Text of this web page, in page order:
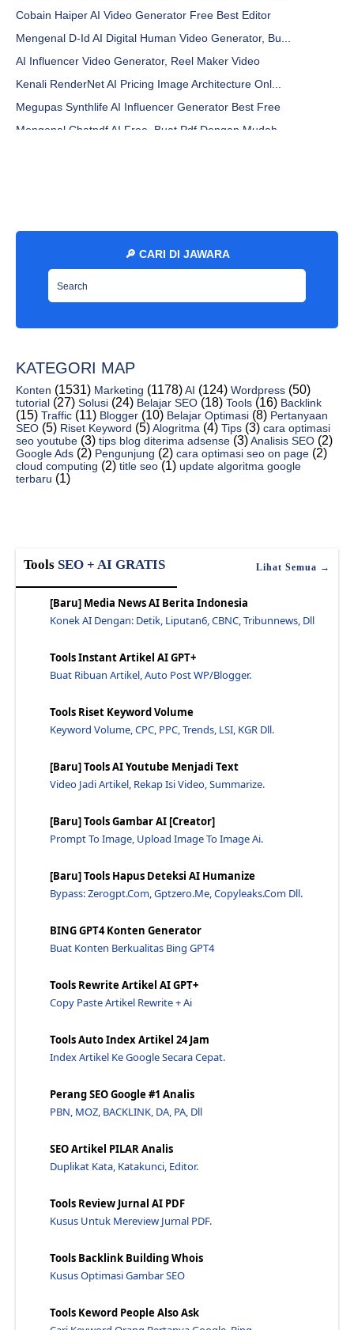
Cobain Haiper AI Video Generator Free Best Editor
Mengenal D-Id AI Digital Human Video Generator, Bu...
AI Influencer Video Generator, Reel Maker Video
Kenali RenderNet AI Pricing Image Architecture Onl...
Megupas Synthlife AI Influencer Generator Best Free
Mengenal Chatpdf AI Free, Buat Pdf Dengan Mudah
7 Cara Amankan Kode Verifikasi OTP, Cegah Penipuan...
AI Kesimpulan Makalah Generator, Otomatis Online G...
7 Rekomendasi Aplikasi Absensi Online AI Terbaik
Mengenal Powerdrill Ai Pricing Alternative Chat Free
10 Rekomendasi Aplikasi Absensi Online Karyawan Te...
Mengenal Lensgo AI Image Generator Free Alternative
Aplikasi WA Bisnis, Definisi, Kelebihan, Dan Cara ...
🔎 CARI DI JAWARA
KATEGORI MAP
Konten (1531) Marketing (1178)AI (124) Wordpress (50)
tutorial (27) Solusi (24) Belajar SEO (18) Tools (16) Backlink
(15) Traffic (11) Blogger (10) Belajar Optimasi (8) Pertanyaan
SEO (5) Riset Keyword (5)Alogritma (4) Tips (3) cara optimasi
seo youtube (3) tips blog diterima adsense (3)Analisis SEO (2)
Google Ads (2) Pengunjung (2) cara optimasi seo on page (2)
cloud computing (2) title seo (1) update algoritma google
terbaru (1)
Tools SEO + AI GRATIS Lihat Semua →
[Baru] Media News AI Berita Indonesia
Konek AI Dengan: Detik, Liputan6, CBNC, Tribunnews, Dll
Tools Instant Artikel AI GPT+
Buat Ribuan Artikel, Auto Post WP/Blogger.
Tools Riset Keyword Volume
Keyword Volume, CPC, PPC, Trends, LSI, KGR Dll.
[Baru] Tools AI Youtube Menjadi Text
Video Jadi Artikel, Rekap Isi Video, Summarize.
[Baru] Tools Gambar AI [Creator]
Prompt To Image, Upload Image To Image Ai.
[Baru] Tools Hapus Deteksi AI Humanize
Bypass: Zerogpt.com, Gptzero.me, Copyleaks.com Dll.
BING GPT4 Konten Generator
Buat Konten Berkualitas Bing GPT4
Tools Rewrite Artikel AI GPT+
Copy Paste Artikel Rewrite + Ai
Tools Auto Index Artikel 24 Jam
Index Artikel Ke Google Secara Cepat.
Perang SEO Google #1 Analis
PBN, MOZ, BACKLINK, DA, PA, Dll
SEO Artikel PILAR Analis
Duplikat Kata, Katakunci, Editor.
Tools Review Jurnal AI PDF
Kusus Untuk Mereview Jurnal PDF.
Tools Backlink Building Whois
Kusus Optimasi Gambar SEO
Tools Keword People Also Ask